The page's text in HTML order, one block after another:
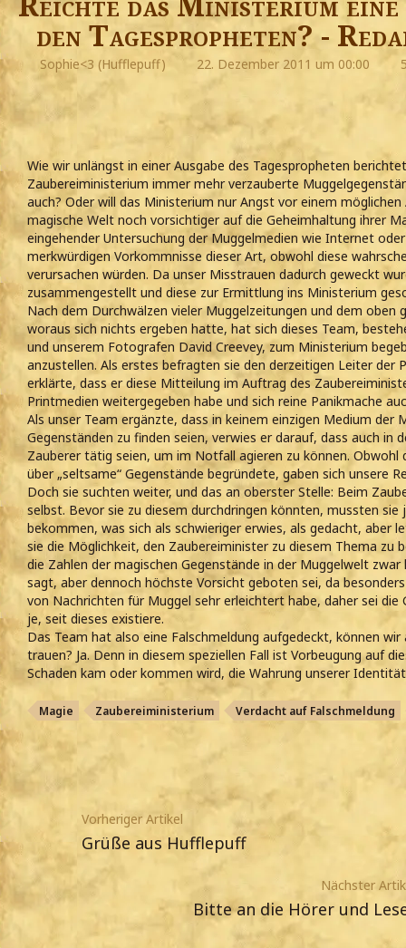
den Tagespropheten? -
Sophie<3 (Hufflepuff) 22. Dezember 2011 um 00:00
Wie wir unlängst in einer Ausgabe des Tagespropheten
Zaubereiministerium immer mehr verzauberte
auch? Oder will das Ministerium nur Angst vor einem
magische Welt noch vorsichtiger auf die Geheimhaltung ihrer
eingehender Untersuchung der Muggelmedien wie Internet
merkwürdigen Vorkommnisse dieser Art, obwohl diese
verursachen würden. Da unser Misstrauen dadurch geweckt
zusammengestellt und diese zur Ermittlung ins Ministerium
Nach dem Durchwälzen vieler Muggelzeitungen und dem
woraus sich nichts ergeben hatte, hat sich dieses Team,
und unserem Fotografen David Creevey, zum Ministerium
anzustellen. Als erstes befragten sie den derzeitigen Leiter der
erklärte, dass er diese Mitteilung im Auftrag des
Printmedien weitergegeben habe und sich reine Panikmache
Als unser Team ergänzte, dass in keinem einzigen Medium der
Gegenständen zu finden seien, verwies er darauf, dass auch in
Zauberer tätig seien, um im Notfall agieren zu können. Obwohl
über „seltsame“ Gegenstände begründete, gaben sich unsere
Doch sie suchten weiter, und das an oberster Stelle: Beim
selbst. Bevor sie zu diesem durchdringen könnten, mussten
bekommen, was sich als schwieriger erwies, als gedacht, aber
sie die Möglichkeit, den Zaubereiminister zu diesem Thema zu
die Zahlen der magischen Gegenstände in der Muggelwelt
sagt, aber dennoch höchste Vorsicht geboten sei, da
von Nachrichten für Muggel sehr erleichtert habe, daher sei die
je, seit dieses existiere.
Das Team hat also eine Falschmeldung aufgedeckt, können
trauen? Ja. Denn in diesem speziellen Fall ist Vorbeugung auf
Schaden kam oder kommen wird, die Wahrung unserer
Magie Zaubereiministerium Verdacht auf Falschmeldung
Vorheriger Artikel
Grüße aus Hufflepuff
Nächster
Bitte an die Hörer und